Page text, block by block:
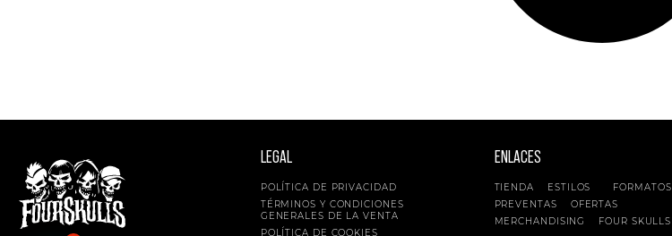
LEGAL
POLÍTICA DE PRIVACIDAD
TÉRMINOS Y CONDICIONES
GENERALES DE LA VENTA
POLÍTICA DE COOKIES
ENLACES
TIENDA ESTILOS
FORMATOS
PREVENTAS
OFERTAS
MERCHANDISING
FOUR SKULLS